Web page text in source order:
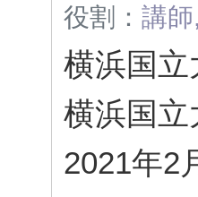
役割： 講
横浜国
横浜国
2021年2